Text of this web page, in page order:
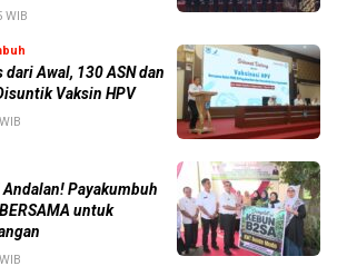
WIB
dari Awal, 130 ASN dan
Vaksin HPV
Payakumbuh
untuk